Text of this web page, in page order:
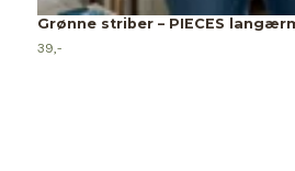
Grønne striber – PIECES
39,-